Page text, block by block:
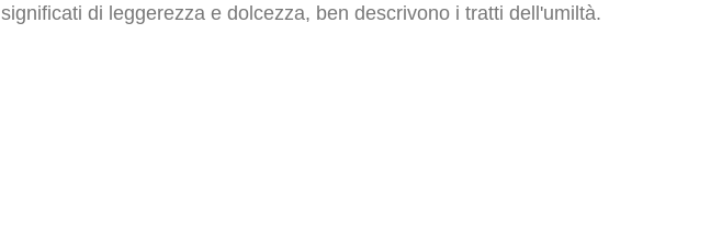
significati di leggerezza e dolcezza, ben descrivono i tratti dell'umiltà.